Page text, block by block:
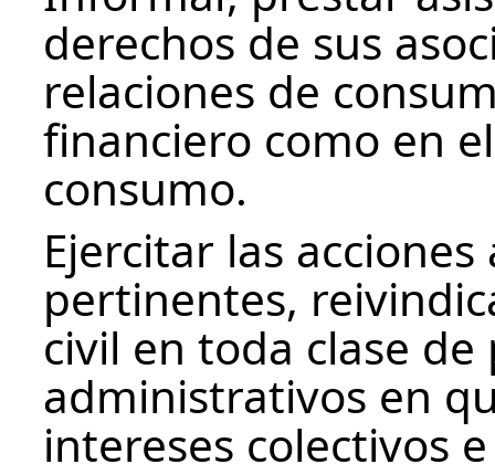
derechos de sus
relaciones de
financiero como en
consumo.
Ejercitar las
pertinentes,
civil en toda clase
administrativos en
intereses colectivos